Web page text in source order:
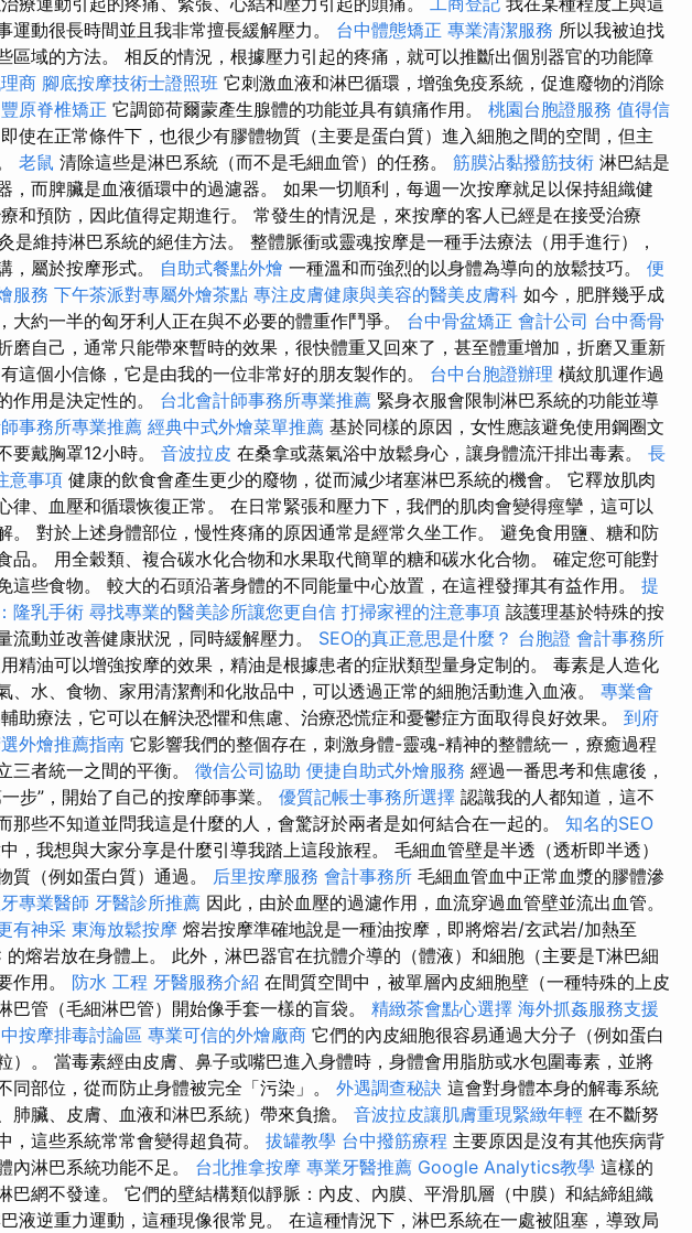
運動很長時間並且我非常擅長緩解壓力。 台中體態矯正 專業清潔服務 所以我被迫找
區域的方法。 相反的情況，根據壓力引起的疼痛，就可以推斷出個別器官的功能障
商 腳底按摩技術士證照班 它刺激血液和淋巴循環，增強免疫系統，促進廢物的消除
豐原脊椎矯正 它調節荷爾蒙產生腺體的功能並具有鎮痛作用。 桃園台胞證服務 值得信
即使在正常條件下，也很少有膠體物質（主要是蛋白質）進入細胞之間的空間，但主
老鼠 清除這些是淋巴系統（而不是毛細血管）的任務。 筋膜沾黏撥筋技術 淋巴結是
，而脾臟是血液循環中的過濾器。 如果一切順利，每週一次按摩就足以保持組織健
和預防，因此值得定期進行。 常發生的情況是，來按摩的客人已經是在接受治療
是維持淋巴系統的絕佳方法。 整體脈衝或靈魂按摩是一種手法療法（用手進行），
，屬於按摩形式。 自助式餐點外燴 一種溫和而強烈的以身體為導向的放鬆技巧。 便
服務 下午茶派對專屬外燴茶點 專注皮膚健康與美容的醫美皮膚科 如今，肥胖幾乎成
大約一半的匈牙利人正在與不必要的體重作鬥爭。 台中骨盆矯正 會計公司 台中喬骨
磨自己，通常只能帶來暫時的效果，很快體重又回來了，甚至體重增加，折磨又重新
這個小信條，它是由我的一位非常好的朋友製作的。 台中台胞證辦理 橫紋肌運作過
作用是決定性的。 台北會計師事務所專業推薦 緊身衣服會限制淋巴系統的功能並導
事務所專業推薦 經典中式外燴菜單推薦 基於同樣的原因，女性應該避免使用鋼圈文
要戴胸罩12小時。 音波拉皮 在桑拿或蒸氣浴中放鬆身心，讓身體流汗排出毒素。 長
意事項 健康的飲食會產生更少的廢物，從而減少堵塞淋巴系統的機會。 它釋放肌肉
律、血壓和循環恢復正常。 在日常緊張和壓力下，我們的肌肉會變得痙攣，這可以
。 對於上述身體部位，慢性疼痛的原因通常是經常久坐工作。 避免食用鹽、糖和防
品。 用全穀類、複合碳水化合物和水果取代簡單的糖和碳水化合物。 確定您可能對
這些食物。 較大的石頭沿著身體的不同能量中心放置，在這裡發揮其有益作用。 提
隆乳手術 尋找專業的醫美診所讓您更自信 打掃家裡的注意事項 該護理基於特殊的按
流動並改善健康狀況，同時緩解壓力。 SEO的真正意思是什麼？ 台胞證 會計事務所
精油可以增強按摩的效果，精油是根據患者的症狀類型量身定制的。 毒素是人造化
、水、食物、家用清潔劑和化妝品中，可以透過正常的細胞活動進入血液。 專業會
助療法，它可以在解決恐懼和焦慮、治療恐慌症和憂鬱症方面取得良好效果。 到府
外燴推薦指南 它影響我們的整個存在，刺激身體-靈魂-精神的整體統一，療癒過程
三者統一之間的平衡。 徵信公司協助 便捷自助式外燴服務 經過一番思考和焦慮後，
步”，開始了自己的按摩師事業。 優質記帳士事務所選擇 認識我的人都知道，這不
那些不知道並問我這是什麼的人，會驚訝於兩者是如何結合在一起的。 知名的SEO
，我想與大家分享是什麼引導我踏上這段旅程。 毛細血管壁是半透（透析即半透）
質（例如蛋白質）通過。
后里按摩服務 會計事務所 毛細血管血中正常血漿的膠體滲
專業醫師 牙醫診所推薦 因此，由於血壓的過濾作用，血流穿過血管壁並流出血管。
有神采 東海放鬆按摩 熔岩按摩準確地說是一種油按摩，即將熔岩/玄武岩/加熱至
的熔岩放在身體上。 此外，淋巴器官在抗體介導的（體液）和細胞（主要是T淋巴細
作用。 防水 工程 牙醫服務介紹 在間質空間中，被單層內皮細胞壁（一種特殊的上皮
巴管（毛細淋巴管）開始像手套一樣的盲袋。 精緻茶會點心選擇 海外抓姦服務支援
按摩排毒討論區 專業可信的外燴廠商 它們的內皮細胞很容易通過大分子（例如蛋白
）。 當毒素經由皮膚、鼻子或嘴巴進入身體時，身體會用脂肪或水包圍毒素，並將
同部位，從而防止身體被完全「污染」。 外遇調查秘訣 這會對身體本身的解毒系統
肺臟、皮膚、血液和淋巴系統）帶來負擔。 音波拉皮讓肌膚重現緊緻年輕 在不斷努
，這些系統常常會變得超負荷。 拔罐教學 台中撥筋療程 主要原因是沒有其他疾病背
內淋巴系統功能不足。 台北推拿按摩 專業牙醫推薦 Google Analytics教學 這樣的
巴網不發達。 它們的壁結構類似靜脈：內皮、內膜、平滑肌層（中膜）和結締組織
巴液逆重力運動，這種現像很常見。 在這種情況下，淋巴系統在一處被阻塞，導致局